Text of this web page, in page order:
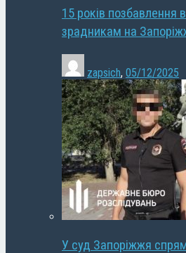
15 років позбавлення
зрадникам на
zapsich, 05/12/2025
У суд Запоріжжя